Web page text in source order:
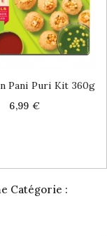
Pani Puri Kit 360g
Price
6,99 €
Catégorie :